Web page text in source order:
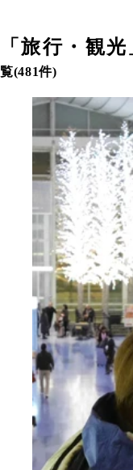
「旅行・観光
覧(481件)